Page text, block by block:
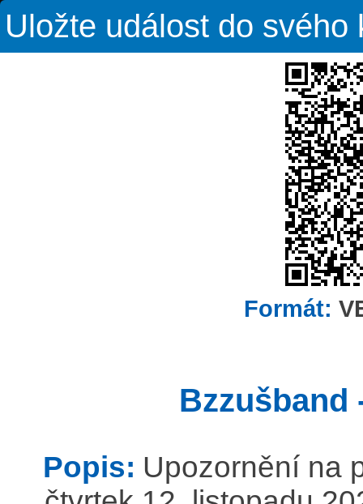
Uložte událost do
Formát:
Bzzušband
Popis: Upozornění na